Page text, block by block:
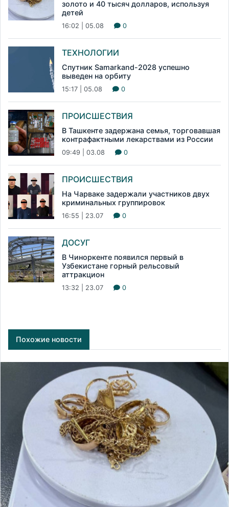
золото и 40 тысяч долларов, используя
детей
16:02 | 05.08 0
ТЕХНОЛОГИИ
Спутник Samarkand-2028 успешно
выведен на орбиту
15:17 | 05.08 0
ПРОИСШЕСТВИЯ
В Ташкенте задержана семья, торговавшая
контрафактными лекарствами из России
09:49 | 03.08 0
ПРОИСШЕСТВИЯ
На Чарваке задержали участников двух
криминальных группировок
16:55 | 23.07 0
ДОСУГ
В Чиноркенте появился первый в
Узбекистане горный рельсовый
аттракцион
13:32 | 23.07 0
Похожие новости